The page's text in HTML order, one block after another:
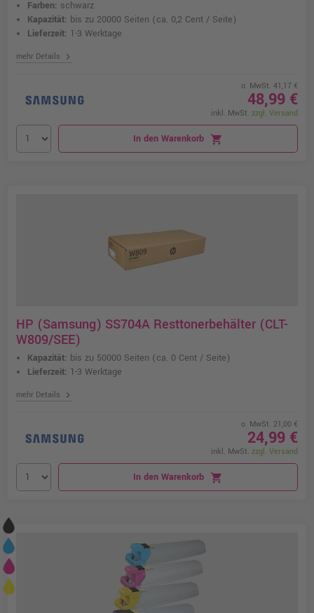
Farben: schwarz
Kapazität: bis zu 20000 Seiten (ca. 0,2 Cent / Seite)
Lieferzeit: 1-3 Werktage
mehr Details chevron_right
o. MwSt. 41,17 €
48,99 €
inkl. MwSt. zzgl. Versand
In den Warenkorb shopping_cart
HP (Samsung) SS704A Resttonerbehälter (CLT-
W809/SEE)
Kapazität: bis zu 50000 Seiten (ca. 0 Cent / Seite)
Lieferzeit: 1-3 Werktage
mehr Details chevron_right
o. MwSt. 21,00 €
24,99 €
inkl. MwSt. zzgl. Versand
In den Warenkorb shopping_cart